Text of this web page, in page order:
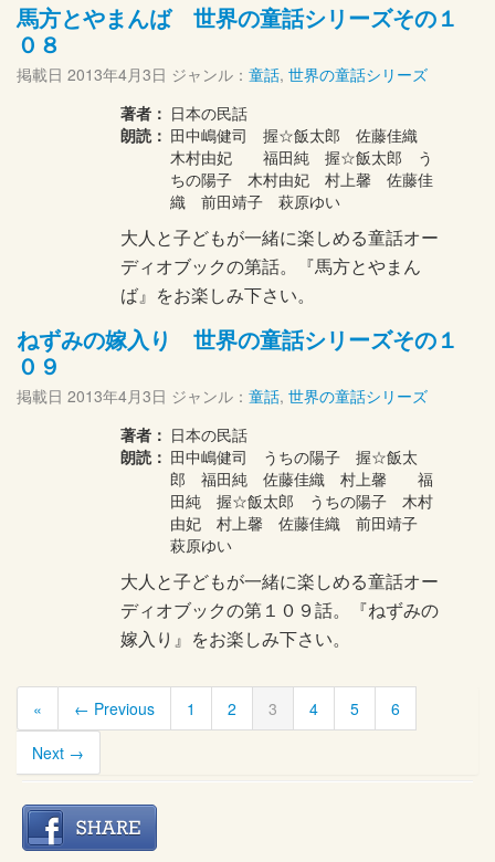
馬方とやまんば 世界の童話シリーズその１
０８
掲載日 2013年4月3日 ジャンル： 童話, 世界の童話シリーズ
著者： 日本の民話
朗読： 田中嶋健司 握☆飯太郎 佐藤佳織
木村由妃 福田純 握☆飯太郎 う
ちの陽子 木村由妃 村上馨 佐藤佳
織 前田靖子 萩原ゆい
大人と子どもが一緒に楽しめる童話オー
ディオブックの第話。『馬方とやまん
ば』をお楽しみ下さい。
ねずみの嫁入り 世界の童話シリーズその１
０９
掲載日 2013年4月3日 ジャンル： 童話, 世界の童話シリーズ
著者： 日本の民話
朗読： 田中嶋健司 うちの陽子 握☆飯太
郎 福田純 佐藤佳織 村上馨 福
田純 握☆飯太郎 うちの陽子 木村
由妃 村上馨 佐藤佳織 前田靖子
萩原ゆい
大人と子どもが一緒に楽しめる童話オー
ディオブックの第１０９話。『ねずみの
嫁入り』をお楽しみ下さい。
« ← Previous 1 2 3 4 5
6
Next →